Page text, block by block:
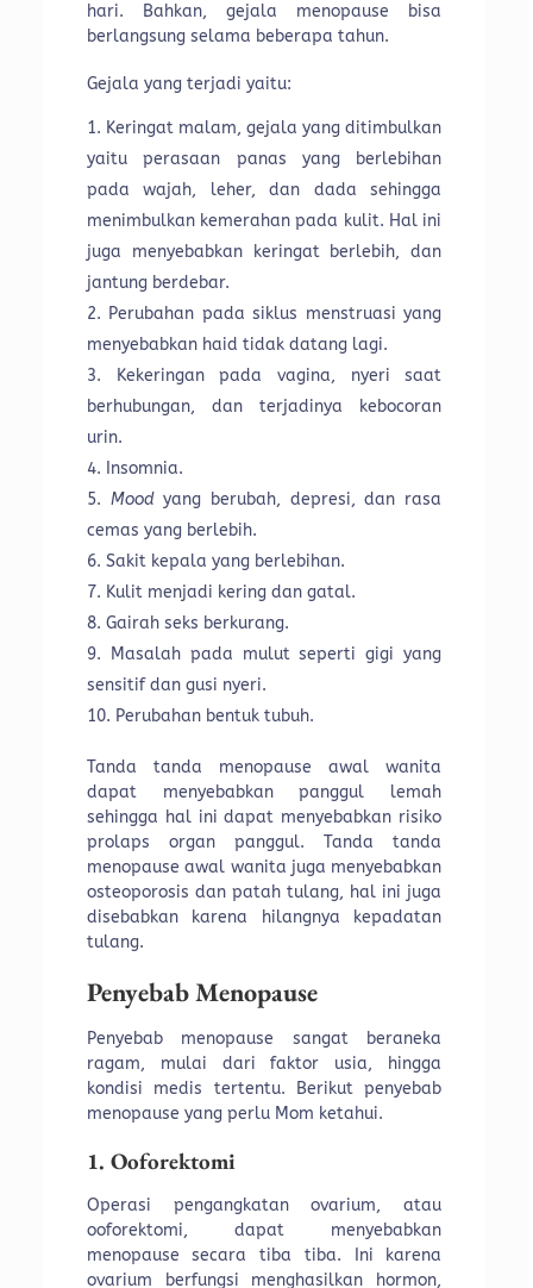
hari. Bahkan, gejala menopause bisa
berlangsung selama beberapa tahun.
Gejala yang terjadi yaitu:
Keringat malam, gejala yang ditimbulkan
yaitu perasaan panas yang berlebihan
pada wajah, leher, dan dada sehingga
menimbulkan kemerahan pada kulit. Hal ini
juga menyebabkan keringat berlebih, dan
jantung berdebar.
Perubahan pada siklus menstruasi yang
menyebabkan haid tidak datang lagi.
Kekeringan pada vagina, nyeri saat
berhubungan, dan terjadinya kebocoran
urin.
Insomnia.
Moodyang berubah, depresi, dan rasa
cemas yang berlebih.
Sakit kepala yang berlebihan.
Kulit menjadi kering dan gatal.
Gairah seks berkurang.
Masalah pada mulut seperti gigi yang
sensitif dan gusi nyeri.
Perubahan bentuk tubuh.
Tanda tanda menopause awal wanita
dapat menyebabkan panggul lemah
sehingga hal ini dapat menyebabkan risiko
prolaps organ panggul. Tanda tanda
menopause awal wanita juga menyebabkan
osteoporosis dan patah tulang, hal ini juga
disebabkan karena hilangnya kepadatan
tulang.
Penyebab Menopause
Penyebab menopause sangat beraneka
ragam, mulai dari faktor usia, hingga
kondisi medis tertentu. Berikut penyebab
menopause yang perlu Mom ketahui.
1. Ooforektomi
Operasi pengangkatan ovarium, atau
ooforektomi, dapat menyebabkan
menopause secara tiba tiba. Ini karena
ovarium berfungsi menghasilkan hormon,